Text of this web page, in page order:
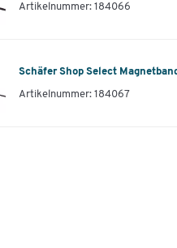
Artikelnummer: 184066
Schäfer Shop Select
Artikelnummer: 184067